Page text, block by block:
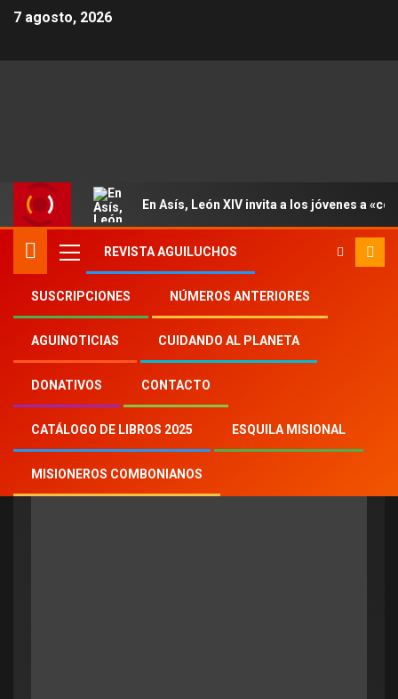
7 agosto, 2026
En Asís, León XIV invita a los jóvenes a
REVISTA AGUILUCHOS
SUSCRIPCIONES NÚMEROS ANTERIORES
AGUINOTICIAS CUIDANDO AL PLANETA
DONATIVOS CONTACTO
CATÁLOGO DE LIBROS 2025 ESQUILA MISIONAL
MISIONEROS COMBONIANOS
Inicio Aguinoticias pandemia
pandemia